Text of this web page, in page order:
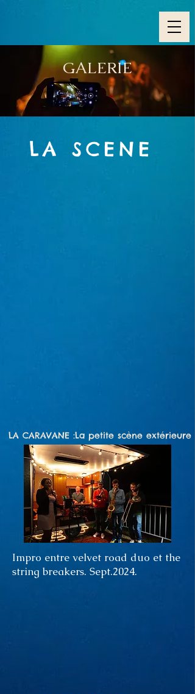
GALERIE
LA SCENE
LA CARAVANE :La petite scène extérieure
Impro entre velvet road duo et the
string breakers. Sept.2024.